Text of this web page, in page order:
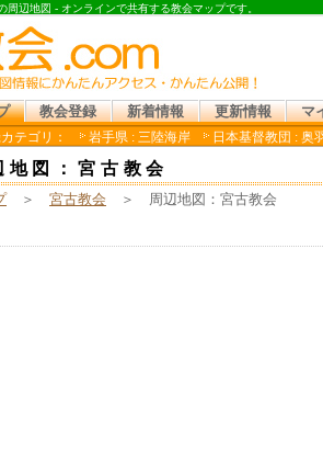
周辺地図 - オンラインで共有する教会マップです。
教会登録 新着情報 更新情報
マ
テゴリ：
岩手県 : 三陸海岸 日本基督教団 : 奥
地図：宮古教会
＞ 宮古教会 ＞ 周辺地図：宮古教会